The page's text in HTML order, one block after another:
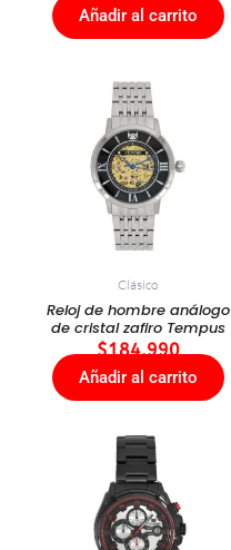
Añadir al carrito
Clásico
Reloj de hombre análogo
de cristal zafiro Tempus
$184.990
Añadir al carrito